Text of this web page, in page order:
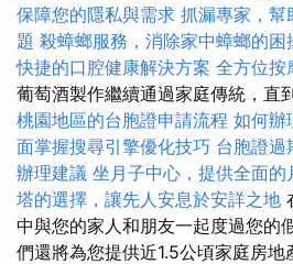
保障您的隱私與需求 抓漏專家，幫
題 殺蟑螂服務，消除家中蟑螂的困
快捷的口腔健康解決方案 全方位按
葡萄酒製作繼續通過家庭傳統，直
桃園地區的台胞證申請流程 如何辦
面掌握搜尋引擎優化技巧 台胞證過
辦理建議 坐月子中心，提供全面的
塔的選擇，讓先人安息於安詳之地
中與您的家人和朋友一起度過您的
們還將為您提供近1.5公頃家庭房